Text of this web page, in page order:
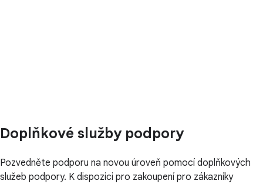
Doplňkové služby podpory
Pozvedněte podporu na novou úroveň pomocí doplňkových
služeb podpory. K dispozici pro zakoupení pro zákazníky